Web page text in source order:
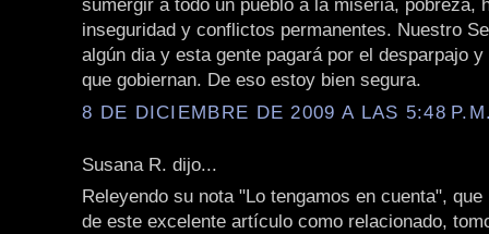
sumergir a todo un pueblo a la miseria, pobreza,
inseguridad y conflictos permanentes. Nuestro
algún dia y esta gente pagará por el desparpajo
que gobiernan. De eso estoy bien segura.
8 DE DICIEMBRE DE 2009 A LAS 5:48
Susana R. dijo...
Releyendo su nota "Lo tengamos en cuenta",
de este excelente artículo como relacionado,